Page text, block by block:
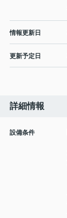
情報更新日
更新予定日
詳細情報
設備条件